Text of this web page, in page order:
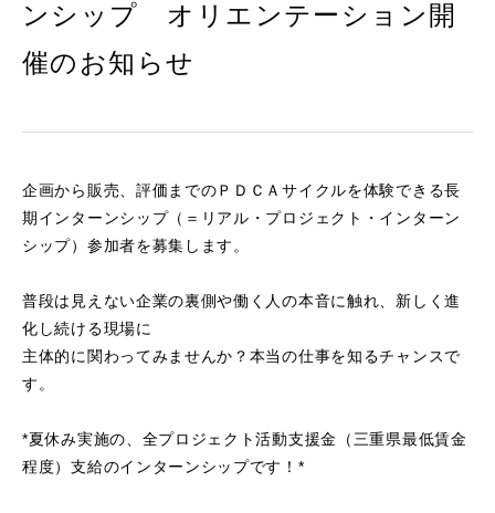
ンシップ オリエンテーション開
催のお知らせ
企画から販売、評価までのＰＤＣＡサイクルを体験できる長
期インターンシップ（＝リアル・プロジェクト・インターン
シップ）参加者を募集します。
普段は見えない企業の裏側や働く人の本音に触れ、新しく進
化し続ける現場に
主体的に関わってみませんか？本当の仕事を知るチャンスで
す。
*夏休み実施の、全プロジェクト活動支援金（三重県最低賃金
程度）支給のインターンシップです！*